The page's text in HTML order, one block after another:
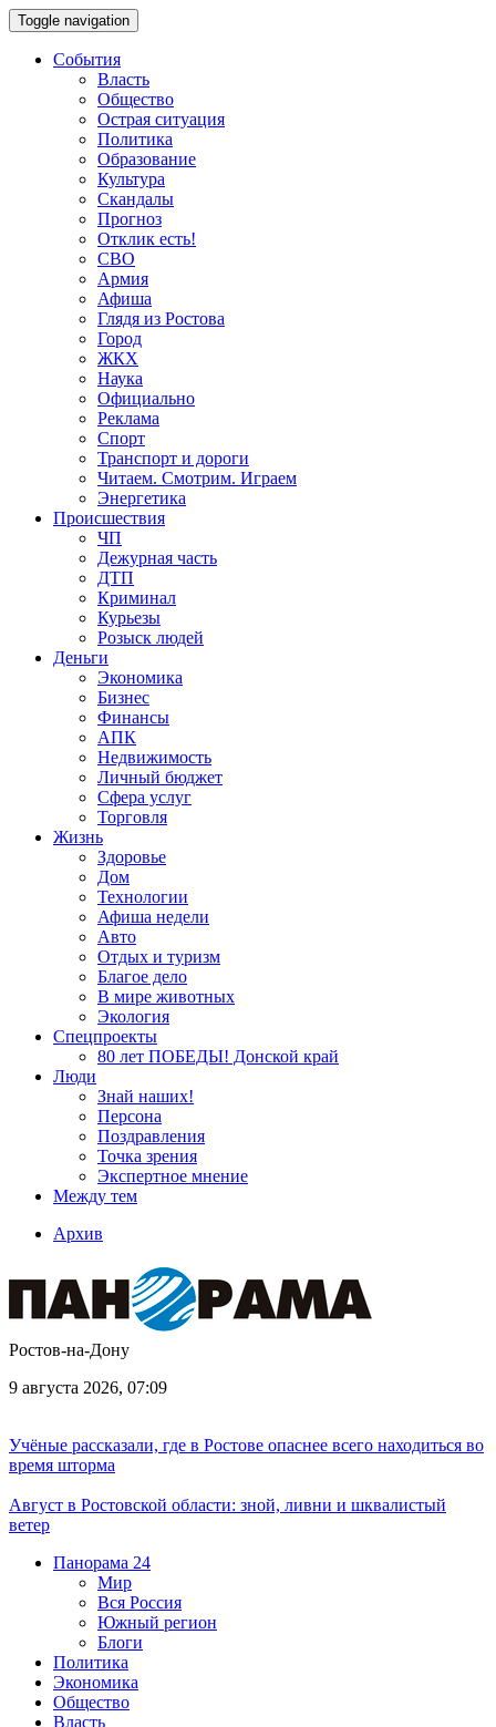
Toggle navigation
События
Власть
Общество
Острая ситуация
Политика
Образование
Культура
Скандалы
Прогноз
Отклик есть!
СВО
Армия
Афиша
Глядя из Ростова
Город
ЖКХ
Наука
Официально
Реклама
Спорт
Транспорт и дороги
Читаем. Смотрим. Играем
Энергетика
Происшествия
ЧП
Дежурная часть
ДТП
Криминал
Курьезы
Розыск людей
Деньги
Экономика
Бизнес
Финансы
АПК
Недвижимость
Личный бюджет
Сфера услуг
Торговля
Жизнь
Здоровье
Дом
Технологии
Афиша недели
Авто
Отдых и туризм
Благое дело
В мире животных
Экология
Спецпроекты
80 лет ПОБЕДЫ! Донской край
Люди
Знай наших!
Персона
Поздравления
Точка зрения
Экспертное мнение
Между тем
Архив
Ростов-на-Дону
9 августа 2026, 07:09
Учёные рассказали, где в Ростове опаснее всего находиться во
время шторма
Август в Ростовской области: зной, ливни и шквалистый
ветер
Панорама 24
Мир
Вся Россия
Южный регион
Блоги
Политика
Экономика
Общество
Власть